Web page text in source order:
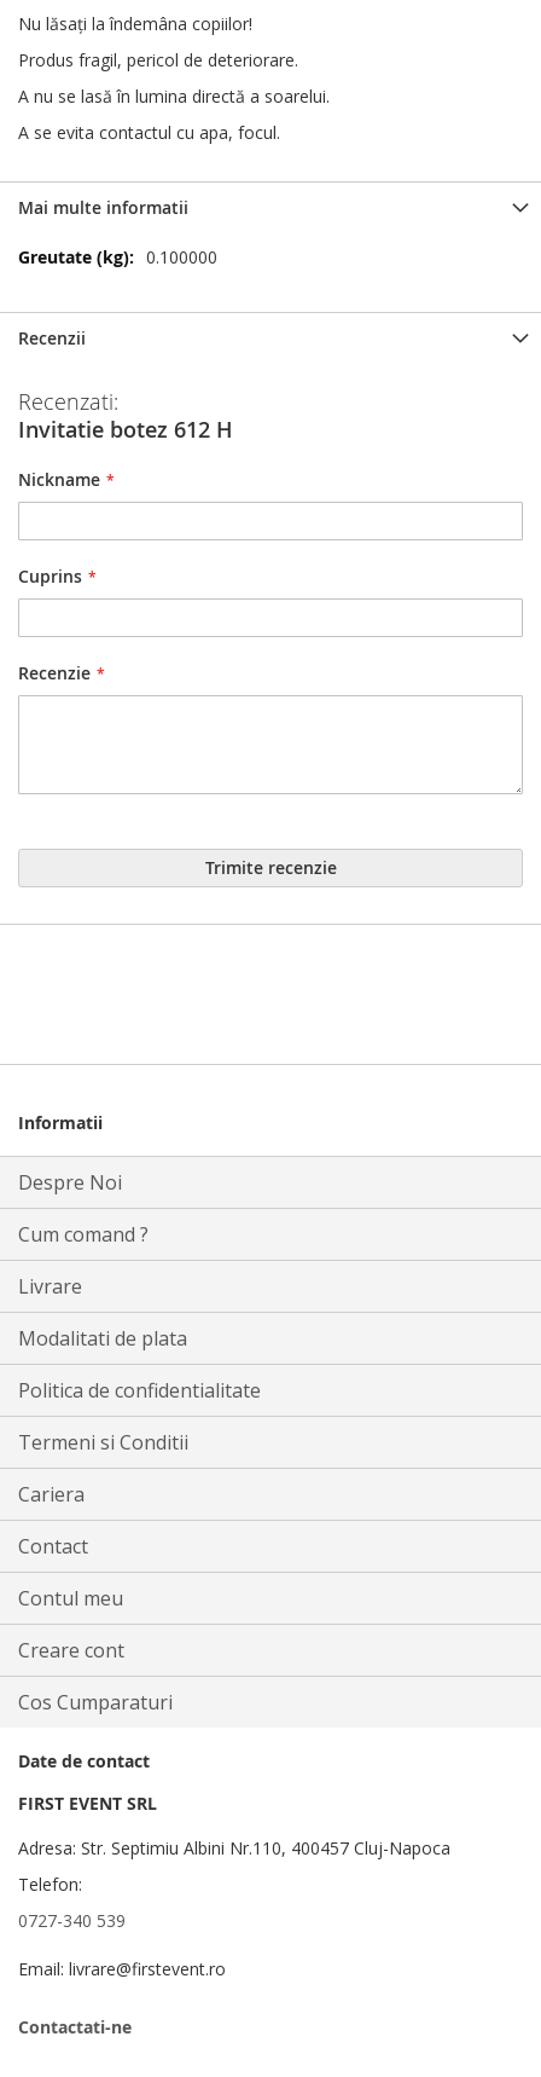
Nu lăsați la îndemâna copiilor!
Produs fragil, pericol de deteriorare.
A nu se lasă în lumina directă a soarelui.
A se evita contactul cu apa, focul.
Mai multe informatii
Mai
0.100000
Recenzii
Recenzati:
Invitatie botez 612 H
Nickname
Cuprins
Recenzie
Trimite recenzie
Informatii
Despre Noi
Cum comand ?
Livrare
Modalitati de plata
Politica de confidentialitate
Termeni si Conditii
Cariera
Contact
Contul meu
Creare cont
Cos Cumparaturi
Date de contact
FIRST EVENT SRL
Adresa: Str. Septimiu Albini Nr.110, 400457 Cluj-Napoca
Telefon:
0727-340 539
Email: livrare@firstevent.ro
Contactati-ne